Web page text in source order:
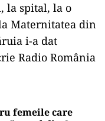
la spital, la o
Maternitatea din
i-a dat
Radio România
femeile care